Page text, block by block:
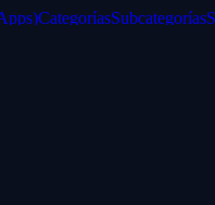
CategoríasSubcategorías